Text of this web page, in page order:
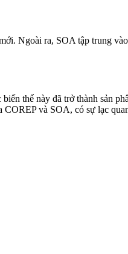
Ngoài ra, SOA tập trung
thể này đã trở thành sản
và SOA, có sự lạc